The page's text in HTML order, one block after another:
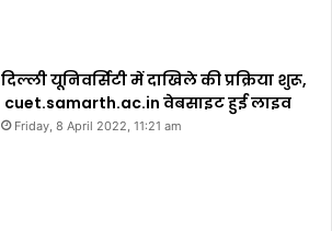
दिल्ली यूनिवर्सिटी में दाखिले की प्रक्रिया शुरू,
cuet.samarth.ac.in वेबसाइट हुई लाइव
Friday, 8 April 2022, 11:21 am